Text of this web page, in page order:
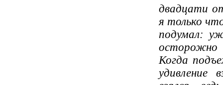
двадцати
я только
подумал:
Когда
удивление